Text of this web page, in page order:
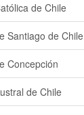
de Chile
Santiago de Chile
Concepción
de Chile